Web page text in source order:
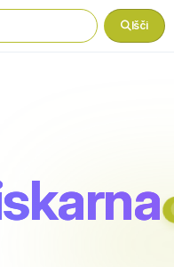
Išči